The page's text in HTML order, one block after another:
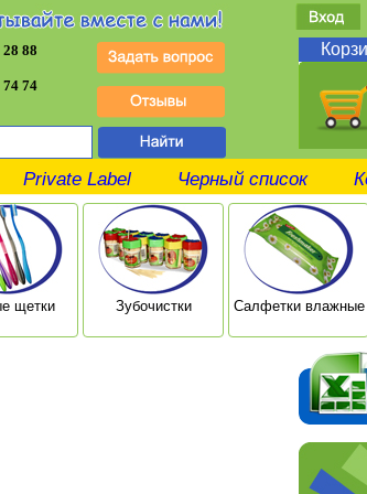
88
74 74
Private Label Черный список
щетки Зубочистки Салфетки влажные